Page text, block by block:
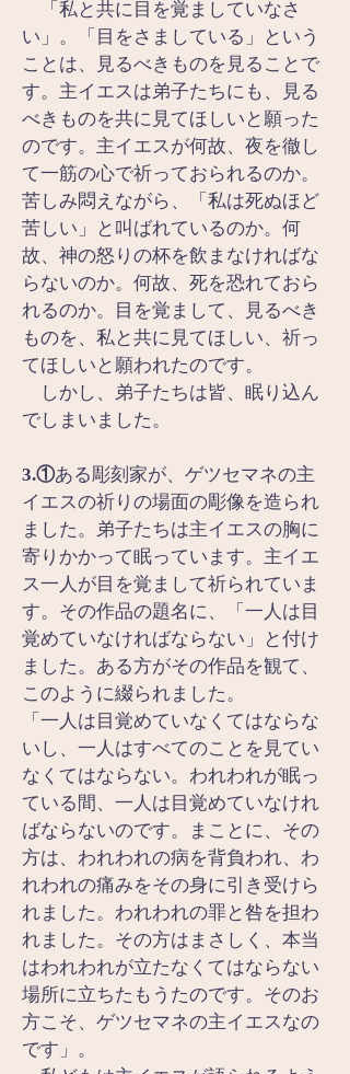
「私と共に目を覚ましていなさ
い」。「目をさましている」という
ことは、見るべきものを見ることで
す。主イエスは弟子たちにも、見る
べきものを共に見てほしいと願った
のです。主イエスが何故、夜を徹し
て一筋の心で祈っておられるのか。
苦しみ悶えながら、「私は死ぬほど
苦しい」と叫ばれているのか。何
故、神の怒りの杯を飲まなければな
らないのか。何故、死を恐れておら
れるのか。目を覚まして、見るべき
ものを、私と共に見てほしい、祈っ
てほしいと願われたのです。
しかし、弟子たちは皆、眠り込ん
でしまいました。
3.①ある彫刻家が、ゲツセマネの主
イエスの祈りの場面の彫像を造られ
ました。弟子たちは主イエスの胸に
寄りかかって眠っています。主イエ
ス一人が目を覚まして祈られていま
す。その作品の題名に、「一人は目
覚めていなければならない」と付け
ました。ある方がその作品を観て、
このように綴られました。
「一人は目覚めていなくてはならな
いし、一人はすべてのことを見てい
なくてはならない。われわれが眠っ
ている間、一人は目覚めていなけれ
ばならないのです。まことに、その
方は、われわれの病を背負われ、わ
れわれの痛みをその身に引き受けら
れました。われわれの罪と咎を担わ
れました。その方はまさしく、本当
はわれわれが立たなくてはならない
場所に立ちたもうたのです。そのお
方こそ、ゲツセマネの主イエスなの
です」。